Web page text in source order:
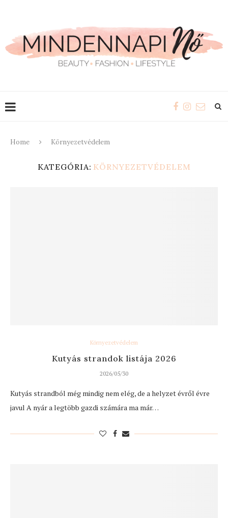
Home Környezetvédelem
KATEGÓRIA: KÖRNYEZETVÉDELEM
Környezetvédelem
Kutyás strandok listája 2026
2026/05/30
Kutyás strandból még mindig nem elég, de a helyzet évről évre
javul A nyár a legtöbb gazdi számára ma már…